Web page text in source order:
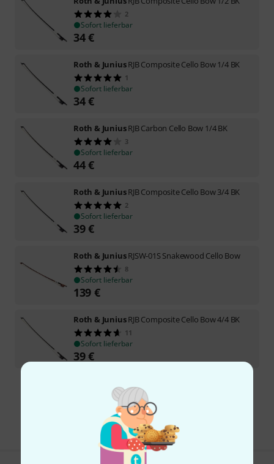
2
Sofort lieferbar
34€
Roth & JuniusRJB Composite Cello Bow 1/4 BK
1
Sofort lieferbar
34€
Roth & JuniusRJB Carbon Cello Bow 1/4 BK
3
Sofort lieferbar
44€
Roth & JuniusRJB Composite Cello Bow 3/4 BK
2
Sofort lieferbar
39€
Roth & JuniusRJSW-01S Snakewood Cello Bow
8
Sofort lieferbar
139 €
Roth & JuniusRJB Composite Cello Bow 4/4 BK
11
Sofort lieferbar
39€
Kostenloser Versand ab 29 €
Alle Preise inkl. MwSt.